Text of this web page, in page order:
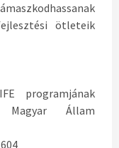
ötleteik
programjának
Állam